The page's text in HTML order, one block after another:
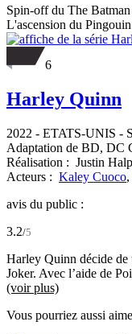
Spin-off du The
L'ascension du
6
Harley Quinn
2022 - ETATS-UNIS -
Adaptation de BD, DC
Réalisation : Justin
Acteurs : Kaley Cuoco,
avis du public :
3.2/5
Harley Quinn décide de
Joker. Avec l’aide de
(voir plus)
Vous pourriez aussi